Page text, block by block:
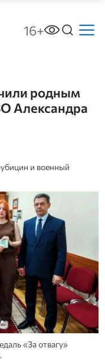
16+
родным
Александра
и военный
«За отвагу»